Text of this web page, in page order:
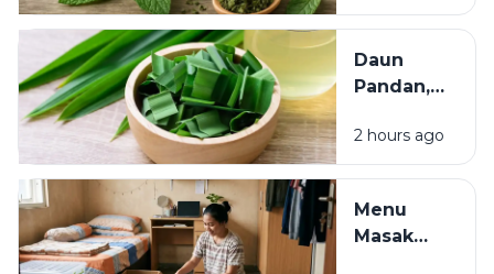
bagi
Ekosistem
dan Kaya
Manfaat bagi
Kesehatan
Daun
Pandan,
Aromatik
dengan
Manfaat
untuk
2 hours ago
Menu
Masak